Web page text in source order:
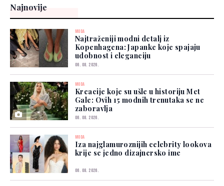
Najnovije
MODA
Najtraženiji modni detalj iz
Kopenhagena: Japanke koje spajaju
udobnost i eleganciju
06. 08. 2026.
MODA
Kreacije koje su ušle u historiju Met
Gale: Ovih 15 modnih trenutaka se ne
zaboravlja
06. 08. 2026.
MODA
Iza najglamuroznijih celebrity lookova
krije se jedno dizajnersko ime
06. 08. 2026.